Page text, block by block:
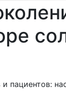
пациентов: